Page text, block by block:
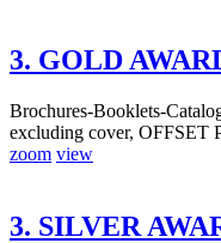
3. GOLD
Brochures-Booklets-
excluding cover,
zoom view
3. SILVER